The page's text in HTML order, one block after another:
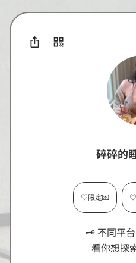
碎碎的
♡限定💌 ♡
🗝 不同平
看你想探